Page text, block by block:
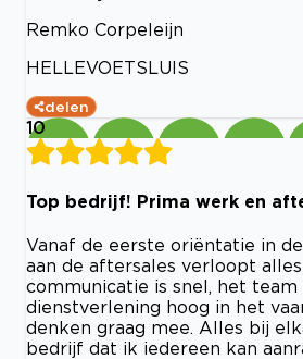
Remko Corpeleijn
HELLEVOETSLUIS
delen
10
Top bedrijf! Prima werk en
Vanaf de eerste oriëntatie in
aan de aftersales verloopt
communicatie is snel, het
dienstverlening hoog in het
denken graag mee. Alles bij
bedrijf dat ik iedereen kan